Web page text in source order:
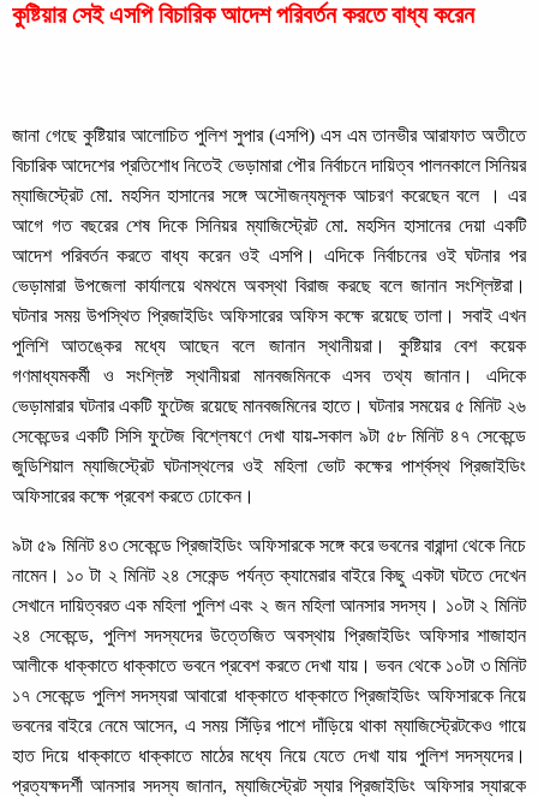
কুষ্টিয়ার সেই এসপি বিচারিক আদেশ পরিবর্তন করতে বাধ্য করেন
জানা গেছে কুষ্টিয়ার আলোচিত পুলিশ সুপার (এসপি) এস এম তানভীর আরাফাত অতীতে
বিচারিক আদেশের প্রতিশোধ নিতেই ভেড়ামারা পৌর নির্বাচনে দায়িত্ব পালনকালে সিনিয়র
ম্যাজিস্ট্রেট মো. মহসিন হাসানের সঙ্গে অসৌজন্যমূলক আচরণ করেছেন বলে । এর
আগে গত বছরের শেষ দিকে সিনিয়র ম্যাজিস্ট্রেট মো. মহসিন হাসানের দেয়া একটি
আদেশ পরিবর্তন করতে বাধ্য করেন ওই এসপি। এদিকে নির্বাচনের ওই ঘটনার পর
ভেড়ামারা উপজেলা কার্যালয়ে থমথমে অবস্থা বিরাজ করছে বলে জানান সংশ্লিষ্টরা।
ঘটনার সময় উপস্থিত প্রিজাইডিং অফিসারের অফিস কক্ষে রয়েছে তালা। সবাই এখন
পুলিশি আতঙ্কের মধ্যে আছেন বলে জানান স্থানীয়রা। কুষ্টিয়ার বেশ কয়েক
গণমাধ্যমকর্মী ও সংশ্লিষ্ট স্থানীয়রা মানবজমিনকে এসব তথ্য জানান। এদিকে
ভেড়ামারার ঘটনার একটি ফুটেজ রয়েছে মানবজমিনের হাতে। ঘটনার সময়ের ৫ মিনিট ২৬
সেকেন্ডের একটি সিসি ফুটেজ বিশ্লেষণে দেখা যায়-সকাল ৯টা ৫৮ মিনিট ৪৭ সেকেন্ডে
জুডিশিয়াল ম্যাজিস্ট্রেট ঘটনাস্থলের ওই মহিলা ভোট কক্ষের পার্শ্বস্থ প্রিজাইডিং
অফিসারের কক্ষে প্রবেশ করতে ঢোকেন।
৯টা ৫৯ মিনিট ৪৩ সেকেন্ডে প্রিজাইডিং অফিসারকে সঙ্গে করে ভবনের বারান্দা থেকে নিচে
নামেন। ১০ টা ২ মিনিট ২৪ সেকেন্ড পর্যন্ত ক্যামেরার বাইরে কিছু একটা ঘটতে দেখেন
সেখানে দায়িত্বরত এক মহিলা পুলিশ এবং ২ জন মহিলা আনসার সদস্য। ১০টা ২ মিনিট
২৪ সেকেন্ডে, পুলিশ সদস্যদের উত্তেজিত অবস্থায় প্রিজাইডিং অফিসার শাজাহান
আলীকে ধাক্কাতে ধাক্কাতে ভবনে প্রবেশ করতে দেখা যায়। ভবন থেকে ১০টা ৩ মিনিট
১৭ সেকেন্ডে পুলিশ সদস্যরা আবারো ধাক্কাতে ধাক্কাতে প্রিজাইডিং অফিসারকে নিয়ে
ভবনের বাইরে নেমে আসেন, এ সময় সিঁড়ির পাশে দাঁড়িয়ে থাকা ম্যাজিস্ট্রেটকেও গায়ে
হাত দিয়ে ধাক্কাতে ধাক্কাতে মাঠের মধ্যে নিয়ে যেতে দেখা যায় পুলিশ সদস্যদের।
প্রত্যক্ষদর্শী আনসার সদস্য জানান, ম্যাজিস্ট্রেট স্যার প্রিজাইডিং অফিসার স্যারকে